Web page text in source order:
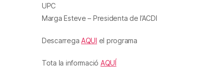
UPC
Marga Esteve – Presidenta de l’ACDI
DescarregaAQUI el programa
Tota la informació AQUÍ